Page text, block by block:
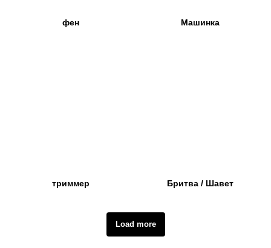
фен Машинка
триммер Бритва / Шавет
Load more